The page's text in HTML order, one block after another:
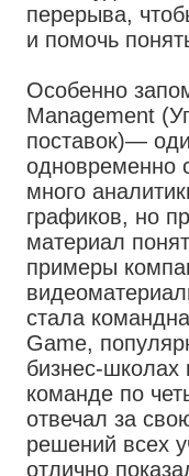
перерыва,
и помочь
Особенно
Management
поставок)—
одновременно
много
графиков, но
материал
примеры
стала
Game,
бизнес-
команде по
отвечал за
решений всех
отлично